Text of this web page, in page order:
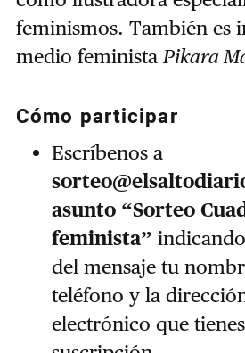
feminismos. También es
medio feministaPikara
Cómo participar
Escríbenos a
asunto “Sorteo
feminista”
del mensaje tu
teléfono y la
electrónico que